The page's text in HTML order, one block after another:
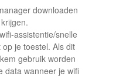
downloaden
assistentie/snelle
je toestel. Als dit
gebruik worden
data wanneer je wifi